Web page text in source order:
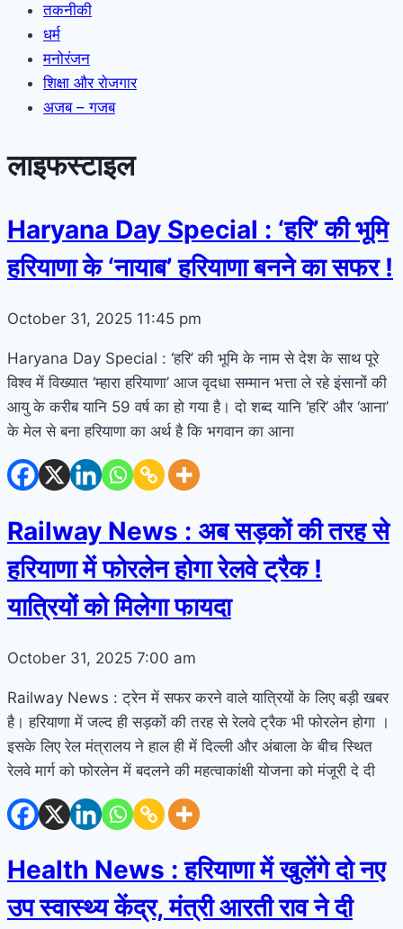
तकनीकी
धर्म
मनोरंजन
शिक्षा और रोजगार
अजब – गजब
लाइफस्टाइल
Haryana Day Special : ‘हरि’ की भूमि
हरियाणा के ‘नायाब’ हरियाणा बनने का सफर !
October 31, 2025 11:45 pm
Haryana Day Special : ‘हरि’ की भूमि के नाम से देश के साथ पूरे
विश्व में विख्यात ‘म्हारा हरियाणा’ आज वृदधा सम्मान भत्ता ले रहे इंसानों की
आयु के करीब यानि 59 वर्ष का हो गया है। दो शब्द यानि ‘हरि’ और ‘आना’
के मेल से बना हरियाणा का अर्थ है कि भगवान का आना
Railway News : अब सड़कों की तरह से
हरियाणा में फोरलेन होगा रेलवे ट्रैक !
यात्रियों को मिलेगा फायदा
October 31, 2025 7:00 am
Railway News : ट्रेन में सफर करने वाले यात्रियों के लिए बड़ी खबर
है। हरियाणा में जल्द ही सड़कों की तरह से रेलवे ट्रैक भी फोरलेन होगा ।
इसके लिए रेल मंत्रालय ने हाल ही में दिल्ली और अंबाला के बीच स्थित
रेलवे मार्ग को फोरलेन में बदलने की महत्वाकांक्षी योजना को मंजूरी दे दी
Health News : हरियाणा में खुलेंगे दो नए
उप स्वास्थ्य केंद्र, मंत्री आरती राव ने दी